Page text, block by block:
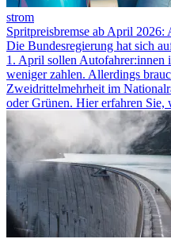
strom
Spritpreisbremse ab April 2026:
Die Bundesregierung hat sich
1. April sollen Autofahrer:innen
weniger zahlen. Allerdings
Zweidrittelmehrheit im
oder Grünen. Hier erfahren